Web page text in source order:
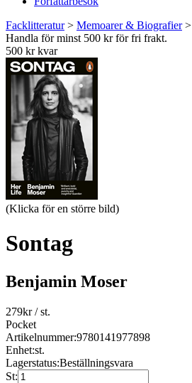
Facklitteratur> Memoarer & Biografier>
Handla för minst 500 kr för fri frakt.
500 kr kvar
(Klicka för en större bild)
Sontag
Benjamin Moser
279kr/ st.
Pocket
Artikelnummer:9780141977898
Enhet:st.
Lagerstatus:Beställningsvara
St: